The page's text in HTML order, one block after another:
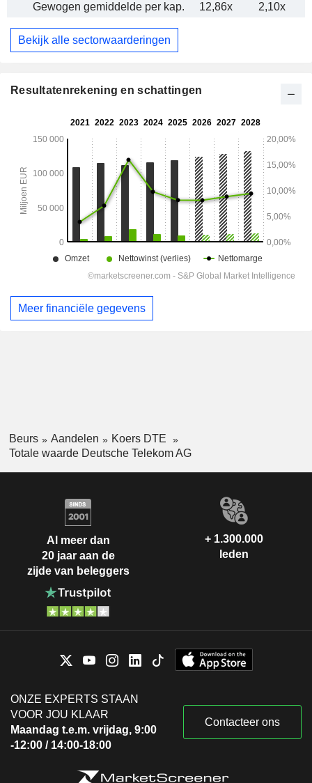
Gewogen gemiddelde per kap.
12,86x 2,10x
Bekijk alle sectorwaarderingen
Resultatenrekening en schattingen
Meer financiële gegevens
Beurs Aandelen
Koers DTE
Totale waarde Deutsche Telekom AG
Al meer dan
20 jaar aan de
zijde van beleggers
+ 1.300.000
leden
ONZE EXPERTS STAAN
VOOR JOU KLAAR
Maandag t.e.m. vrijdag, 9:00
-12:00 / 14:00-18:00
Contacteer ons